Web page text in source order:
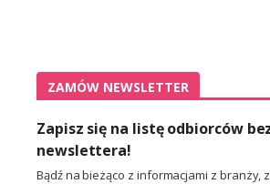
ZAMÓW NEWSLETTER
Zapisz się na listę odbiorców
newslettera!
Bądź na bieżąco z informacjami z branży,